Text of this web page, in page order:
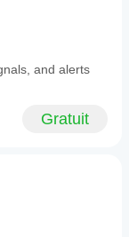
and alerts
Gratuit